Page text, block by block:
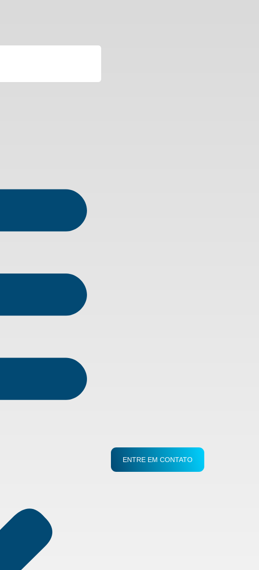
ENTRE EM CONTATO